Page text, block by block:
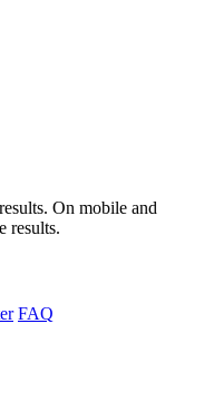
On mobile and
results.
FAQ